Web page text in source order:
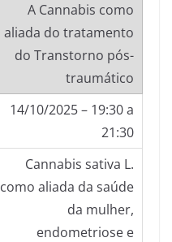
A Cannabis como
aliada do tratamento
do Transtorno pós-
traumático
14/10/2025 – 19:30 a
21:30
Cannabis sativa L.
como aliada da saúde
da mulher,
endometriose e